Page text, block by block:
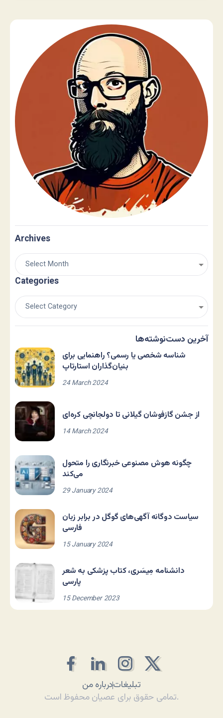
Archives
Categories
آخرین دست‌نوشته‌ها
شناسه شخصی یا رسمی؟ راهنمایی برای
بنیان‌گذاران استارتاپ
24 March 2024
از جشن گازفوشان گیلانی تا دولجانچی کره‌ای
14 March 2024
چگونه هوش مصنوعی خبرنگاری را متحول
می‌کند
29 January 2024
سیاست دوگانه آگهی‌های گوگل در برابر زبان
فارسی
15 January 2024
دانشنامه مِیسَری، کتاب پزشکی به شعر
پارسی
15 December 2023
درباره منتبلیغات
تمامی حقوق برای عصیان محفوظ است.